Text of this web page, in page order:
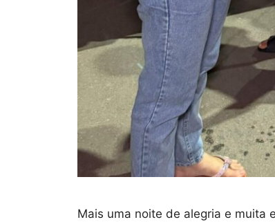
Mais uma noite de alegria e muita